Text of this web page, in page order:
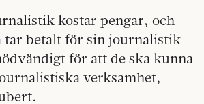
kostar pengar, och
tar betalt för sin journalistik
för att de ska kunna
verksamhet,